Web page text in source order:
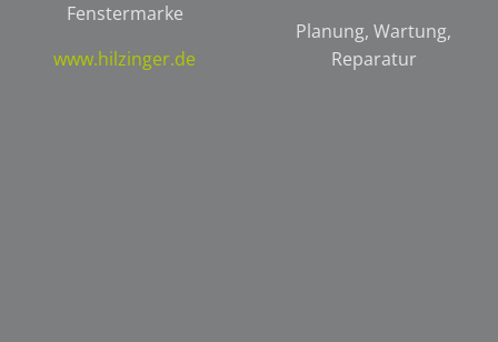
Fenstermarke
www.hilzinger.de
Planung, Wartung,
Reparatur